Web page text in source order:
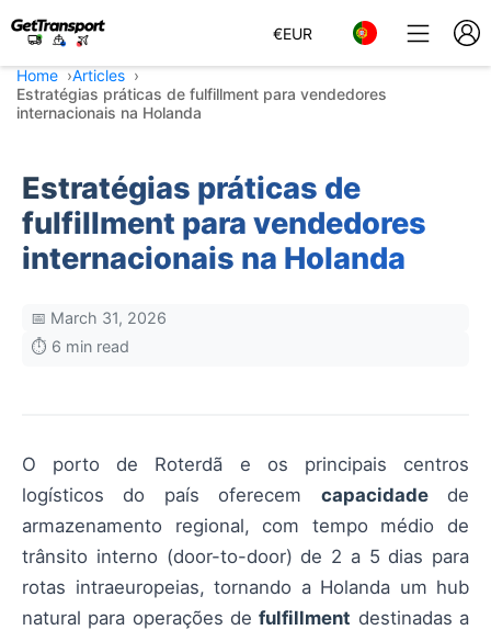
€EUR
Home
Articles
Estratégias práticas de fulfillment para vendedores
internacionais na Holanda
Estratégias práticas de
fulfillment para vendedores
internacionais na Holanda
📅 March 31, 2026
⏱️ 6 min read
O porto de Roterdã e os principais centros
logísticos do país oferecem capacidadede
armazenamento regional, com tempo médio de
trânsito interno (door-to-door) de 2 a 5 dias para
rotas intraeuropeias, tornando a Holanda um hub
natural para operações defulfillment destinadas a